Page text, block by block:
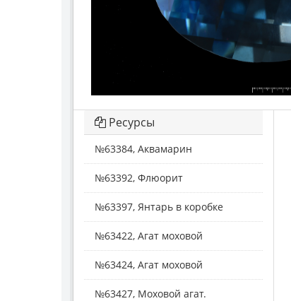
Ресурсы
№63384, Аквамарин
№63392, Флюорит
№63397, Янтарь в коробке
№63422, Агат моховой
№63424, Агат моховой
№63427, Моховой агат.